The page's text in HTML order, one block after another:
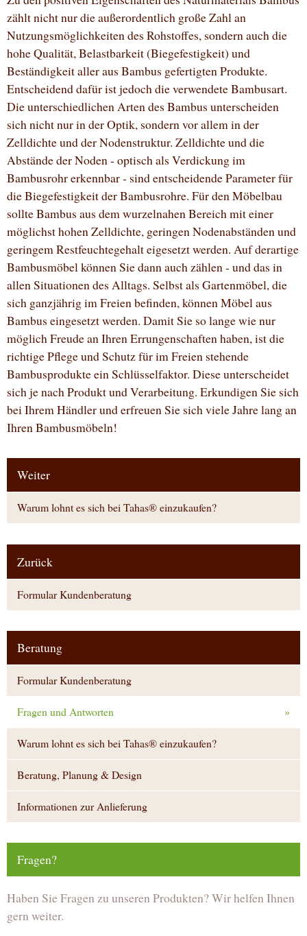
zählt nicht nur die außerordentlich große Zahl an
Nutzungsmöglichkeiten des Rohstoffes, sondern auch die
hohe Qualität, Belastbarkeit (Biegefestigkeit) und
Beständigkeit aller aus Bambus gefertigten Produkte.
Entscheidend dafür ist jedoch die verwendete Bambusart.
Die unterschiedlichen Arten des Bambus unterscheiden
sich nicht nur in der Optik, sondern vor allem in der
Zelldichte und der Nodenstruktur. Zelldichte und die
Abstände der Noden - optisch als Verdickung im
Bambusrohr erkennbar - sind entscheidende Parameter für
die Biegefestigkeit der Bambusrohre. Für den Möbelbau
sollte Bambus aus dem wurzelnahen Bereich mit einer
möglichst hohen Zelldichte, geringen Nodenabständen und
geringem Restfeuchtegehalt eigesetzt werden. Auf derartige
Bambusmöbel können Sie dann auch zählen - und das in
allen Situationen des Alltags. Selbst als Gartenmöbel, die
sich ganzjährig im Freien befinden, können Möbel aus
Bambus eingesetzt werden. Damit Sie so lange wie nur
möglich Freude an Ihren Errungenschaften haben, ist die
richtige Pflege und Schutz für im Freien stehende
Bambusprodukte ein Schlüsselfaktor. Diese unterscheidet
sich je nach Produkt und Verarbeitung. Erkundigen Sie sich
bei Ihrem Händler und erfreuen Sie sich viele Jahre lang an
Ihren Bambusmöbeln!
Weiter
Warum lohnt es sich bei Tahas® einzukaufen?
Zurück
Formular Kundenberatung
Beratung
Formular Kundenberatung
Fragen und Antworten »
Warum lohnt es sich bei Tahas® einzukaufen?
Beratung, Planung & Design
Informationen zur Anlieferung
Fragen?
Haben Sie Fragen zu unseren Produkten? Wir helfen Ihnen
gern weiter.